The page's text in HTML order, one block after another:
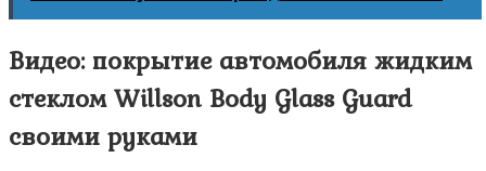
Видео: покрытие автомобиля жидким
стеклом Willson Body Glass Guard
своими руками